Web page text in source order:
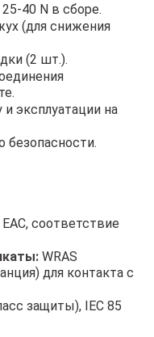
40 N в сборе.
(для снижения
(2 шт.).
эксплуатации на
безопасности.
EAC, соответствие
WRAS
для контакта с
защиты), IEC 85